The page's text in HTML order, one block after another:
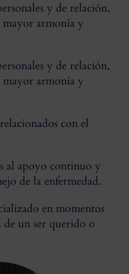
y de relación,
mayor armonía y
y de relación,
mayor armonía y
con el
al apoyo continuo y
de la enfermedad.
en momentos
un ser querido o